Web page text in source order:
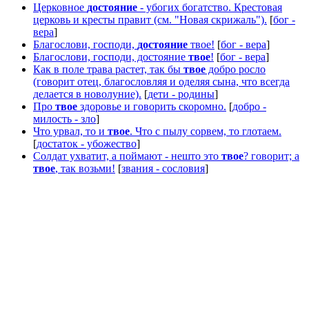
Церковное достояние - убогих богатство. Крестовая
церковь и кресты правит (см. "Новая скрижаль"). [бог -
вера]
Благослови, господи, достояние твое! [бог - вера]
Благослови, господи, достояние твое! [бог - вера]
Как в поле трава растет, так бы твое добро росло
(говорит отец, благословляя и оделяя сына, что всегда
делается в новолуние). [дети - родины]
Про твое здоровье и говорить скоромно. [добро -
милость - зло]
Что урвал, то и твое. Что с пылу сорвем, то глотаем.
[достаток - убожество]
Солдат ухватит, а поймают - нешто это твое? говорит; а
твое, так возьми! [звания - сословия]